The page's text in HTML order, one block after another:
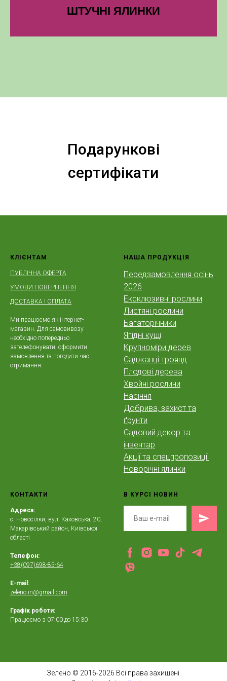
ШТУЧНІ ЯЛИНКИ
Подарункові
сертифікати
КЛІЄНТАМ
ПУБЛІЧНА ОФЕРТА
УМОВИ ПОВЕРНЕННЯ
ДОСТАВКА І ОПЛАТА
Ми працюємо як інтернет-
магазин. Для самовивозу
необхідно попередньо
зателефонувати, оформити
замовлення та погодити час
отримання.
НАША ПРОДУКЦІЯ
Передзамовлення осінь
2026
Ексклюзивні рослини
Листяні рослини
Багаторічники
Ягідні кущі
Крупноміри дерев
Саджанці троянд
Плодові дерева
Хвойні рослини
Насіння
Добрива, захист та
ґрунти
Садовий декор та
інвентар
Акції та спецпропозиції
Новорічні ялинки
КОНТАКТИ
Адреса:
с. Новосілки, вул. Каховська, 20,
Макарівський район, Київської
області
Телефон:
+38(097)698-85-64
E-mail:
zeleno.in@gmail.com
Графік роботи:
Працюємо з 07:00 до 15:30
В КУРСІ НОВИН
Зелено © 2016-2026 Всі права захищені.